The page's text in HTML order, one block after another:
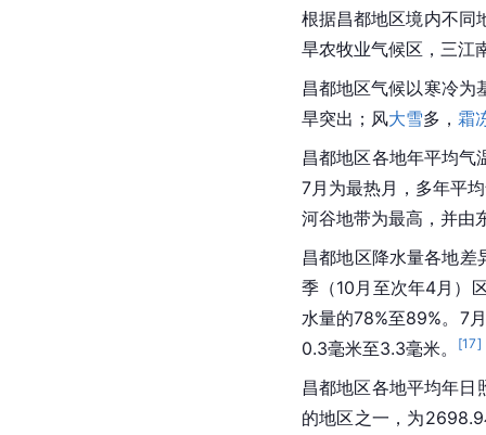
根据昌都地区境内不同
旱农牧业气候区，三江
昌都地区气候以寒冷为
旱突出；风大雪多， 霜
昌都地区各地年平均
7月为最热月，多年
河谷地带为最高，并由
昌都地区降水量各地
季（10月至次年4月）
水量的78%至89%。7
0.3毫米至3.3毫米。
[17]
昌都地区各地平均年
的地区之一，为